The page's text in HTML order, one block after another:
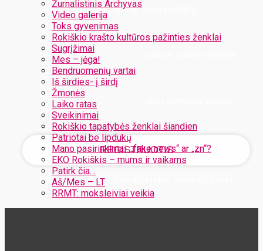
Žurnalistinis Archyvas
Video galerija
Toks gyvenimas
Rokiškio krašto kultūros pažinties ženklai
Sugrįžimai
Mes – jėga!
Bendruomenių vartai
Iš širdies- į širdį
Žmonės
Laiko ratas
Sveikinimai
Rokiškio tapatybės ženklai šiandien
Patriotai be lipdukų
Mano pasirinkimai: „fake news“ ar „zn“?
EKO Rokiškis – mums ir vaikams
Patirk čia…
Aš/Mes – LT
RRMT: moksleiviai veikia
Užregistruokite savo paskyrą
Jūsų slaptažodis bus atsiųstas Jums el. paštu